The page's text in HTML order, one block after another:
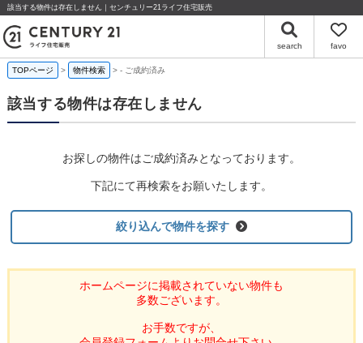
該当する物件は存在しません｜センチュリー21ライフ住宅販売
search favo
TOPページ 物件検索 - ご成約済み
該当する物件は存在しません
お探しの物件はご成約済みとなっております。
下記にて再検索をお願いたします。
絞り込んで物件を探す
ホームページに掲載されていない物件も
多数ございます。
お手数ですが、